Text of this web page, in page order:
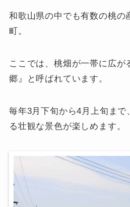
和歌山県の中でも有数の桃の
町。
ここでは、桃畑が一帯に広が
郷』と呼ばれています。
毎年3月下旬から4月上旬まで
る壮観な景色が楽しめます。